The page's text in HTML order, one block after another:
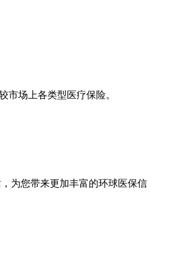
市场上各类型医疗保险。
，为您带来更加丰富的环球医保信